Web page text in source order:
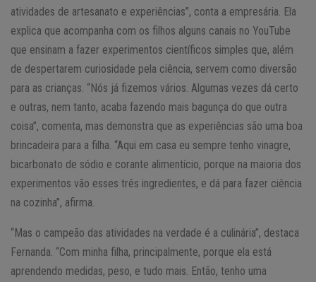
atividades de artesanato e experiências”, conta a empresária. Ela
explica que acompanha com os filhos alguns canais no YouTube
que ensinam a fazer experimentos científicos simples que, além
de despertarem curiosidade pela ciência, servem como diversão
para as crianças. “Nós já fizemos vários. Algumas vezes dá certo
e outras, nem tanto, acaba fazendo mais bagunça do que outra
coisa”, comenta, mas demonstra que as experiências são uma boa
brincadeira para a filha. “Aqui em casa eu sempre tenho vinagre,
bicarbonato de sódio e corante alimentício, porque na maioria dos
experimentos vão esses três ingredientes, e dá para fazer ciência
na cozinha”, afirma.
“Mas o campeão das atividades na verdade é a culinária”, destaca
Fernanda. “Com minha filha, principalmente, porque ela está
aprendendo medidas, peso, e tudo mais. Então, tenho uma